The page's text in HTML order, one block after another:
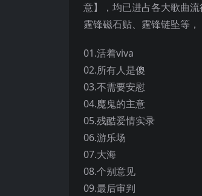
意】，均已进占各大歌曲
霆锋磁石贴、霆锋链坠等，
01.活着viva
02.所有人是傻
03.不需要安慰
04.魔鬼的主意
05.残酷爱情实录
06.游乐场
07.大海
08.个别意见
09.最后审判